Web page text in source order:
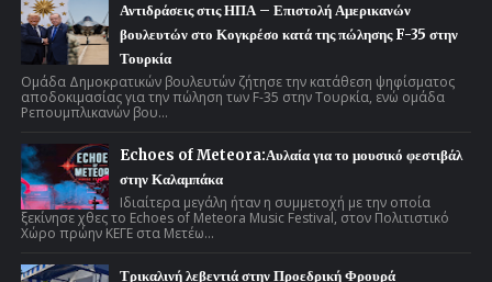
Αντιδράσεις στις ΗΠΑ – Επιστολή Αμερικανών
βουλευτών στο Κογκρέσο κατά της πώλησης F-35 στην
Τουρκία
Ομάδα Δημοκρατικών βουλευτών ζήτησε την κατάθεση ψηφίσματος
αποδοκιμασίας για την πώληση των F-35 στην Τουρκία, ενώ ομάδα
Ρεπουμπλικανών βου...
Echoes of Meteora:Αυλαία για το μουσικό φεστιβάλ
στην Καλαμπάκα
Ιδιαίτερα μεγάλη ήταν η συμμετοχή με την οποία
ξεκίνησε χθες το Echoes of Meteora Music Festival, στον Πολιτιστικό
Χώρο πρώην ΚΕΓΕ στα Μετέω...
Τρικαλινή λεβεντιά στην Προεδρική Φρουρά